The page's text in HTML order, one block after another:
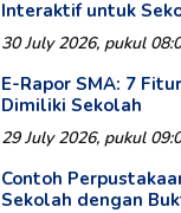
Interaktif untuk
30 July 2026, pukul
E-Rapor SMA: 7
Dimiliki Sekolah
29 July 2026, pukul
Contoh
Sekolah dengan